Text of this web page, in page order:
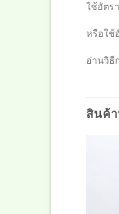
ใช้อัตร
หรือใช้
อ่านวิธี
สินค้